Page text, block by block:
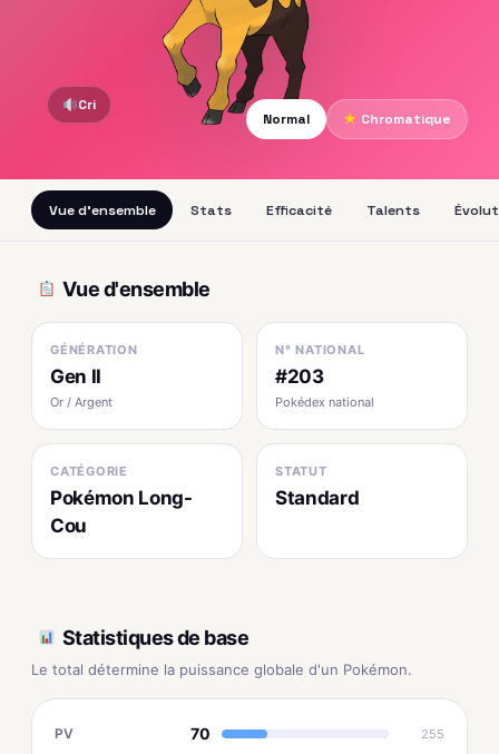
Cri
Normal
★ Chromatique
Vue d'ensemble Stats Efficacité Talents
Vue d'ensemble
GÉNÉRATION
Gen II
Or / Argent
N° NATIONAL
#203
Pokédex national
CATÉGORIE
Pokémon Long-
Cou
STATUT
Standard
Statistiques de base
Le total détermine la puissance globale d'un Pokémon.
PV 70 255